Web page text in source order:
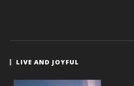
LIVE AND JOYFUL